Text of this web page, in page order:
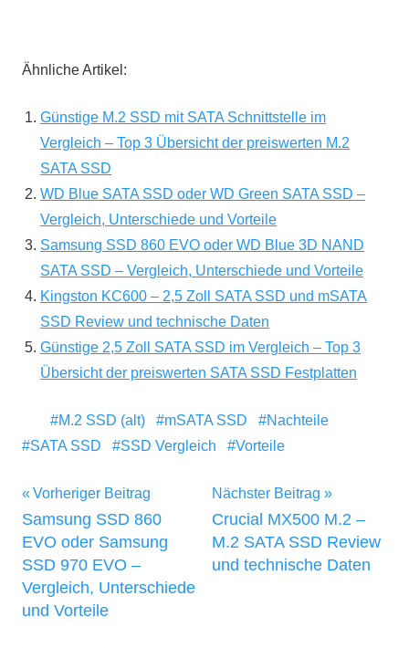
Ähnliche Artikel:
Günstige M.2 SSD mit SATA Schnittstelle im
Vergleich – Top 3 Übersicht der preiswerten M.2
SATA SSD
WD Blue SATA SSD oder WD Green SATA SSD –
Vergleich, Unterschiede und Vorteile
Samsung SSD 860 EVO oder WD Blue 3D NAND
SATA SSD – Vergleich, Unterschiede und Vorteile
Kingston KC600 – 2,5 Zoll SATA SSD und mSATA
SSD Review und technische Daten
Günstige 2,5 Zoll SATA SSD im Vergleich – Top 3
Übersicht der preiswerten SATA SSD Festplatten
M.2 SSD (alt) mSATA SSD
Nachteile
SATA SSD
SSD Vergleich Vorteile
Beitragsnavigation
Vorheriger Beitrag
Samsung SSD 860
EVO oder Samsung
SSD 970 EVO –
Vergleich, Unterschiede
und Vorteile
Nächster Beitrag
Crucial MX500 M.2 –
M.2 SATA SSD Review
und technische Daten